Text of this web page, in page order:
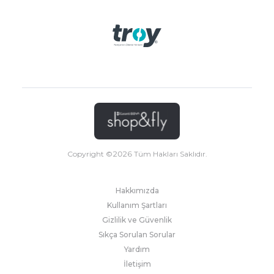
Copyright ©2026Tüm Hakları Saklıdır.
Hakkımızda
Kullanım Şartları
Gizlilik ve Güvenlik
Sıkça Sorulan Sorular
Yardım
İletişim